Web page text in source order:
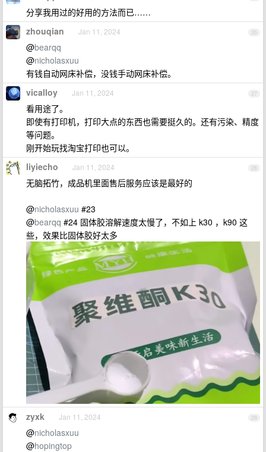
分享我用过的好用的方法而已……
26
zhouqian Jan 11, 2024
@bearqq
@nicholasxuu
有钱自动网床补偿，没钱手动网床补偿。
27
vicalloy Jan 11, 2024
看用途了。
即使有打印机，打印大点的东西也需要挺久的。还有污染、精度
等问题。
刚开始玩找淘宝打印也可以。
28
liyiecho Jan 11, 2024
无脑拓竹，成品机里面售后服务应该是最好的
@nicholasxuu #23
@bearqq #24 固体胶溶解速度太慢了，不如上 k30 ，k90 这
些，效果比固体胶好太多
29
zyxk Jan 11, 2024
@nicholasxuu
@hopingtop